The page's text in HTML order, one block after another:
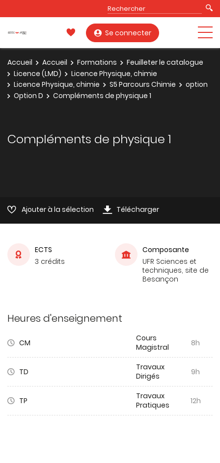
Se connecter
Accueil Accueil Formations
Feuilleter le catalogue
Licence (LMD)
Licence Physique, chimie
Licence Physique, chimie
S5 Parcours Chimie
option
Option D
Compléments de physique 1
Compléments de physique 1
Ajouter à la sélection Télécharger
ECTS
3 crédits
Composante
UFR Sciences et
techniques, site de
Besançon
Heures d'enseignement
CM
Cours
Magistral
8h
TD
Travaux
Dirigés
9h
TP
Travaux
Pratiques
12h